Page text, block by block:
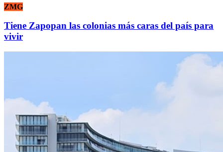
ZMG
Tiene Zapopan las colonias más caras del país para
vivir